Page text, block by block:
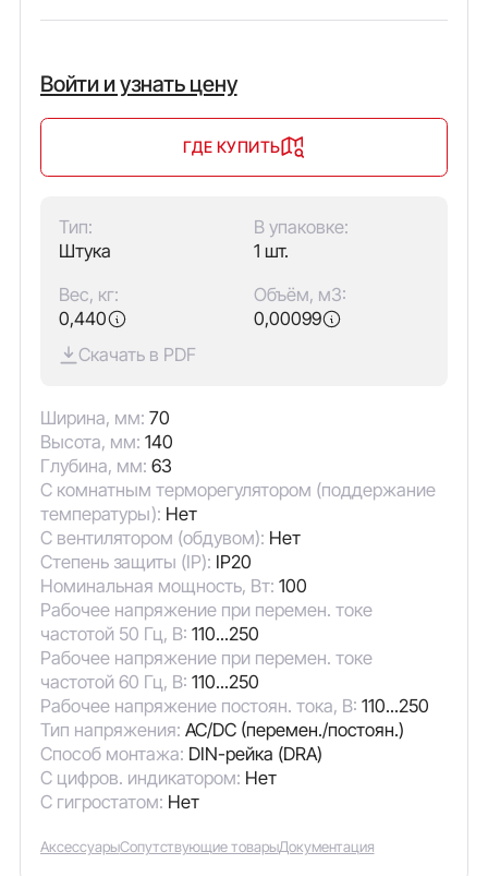
Войти и узнать цену
ГДЕ КУПИТЬ
Тип:
Штука
В упаковке:
1 шт.
Вес, кг:
0,440
Объём, м3:
0,00099
Скачать в PDF
Ширина, мм: 70
Высота, мм: 140
Глубина, мм: 63
С комнатным терморегулятором (поддержание
температуры): Нет
С вентилятором (обдувом): Нет
Степень защиты (IP): IP20
Номинальная мощность, Вт: 100
Рабочее напряжение при перемен. токе
частотой 50 Гц, В: 110...250
Рабочее напряжение при перемен. токе
частотой 60 Гц, В: 110...250
Рабочее напряжение постоян. тока, В: 110...250
Тип напряжения: AC/DC (перемен./постоян.)
Способ монтажа: DIN-рейка (DRA)
С цифров. индикатором: Нет
С гигростатом: Нет
АксессуарыСопутствующие товарыДокументация